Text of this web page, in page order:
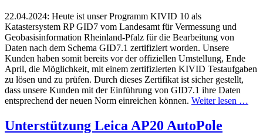
22.04.2024: Heute ist unser Programm KIVID 10 als
Katastersystem RP GID7 vom Landesamt für Vermessung und
Geobasisinformation Rheinland-Pfalz für die Bearbeitung von
Daten nach dem Schema GID7.1 zertifiziert worden. Unsere
Kunden haben somit bereits vor der offiziellen Umstellung, Ende
April, die Möglichkeit, mit einem zertifizierten KIVID Testaufgaben
zu lösen und zu prüfen. Durch dieses Zertifikat ist sicher gestellt,
dass unsere Kunden mit der Einführung von GID7.1 ihre Daten
entsprechend der neuen Norm einreichen können. Weiter lesen …
Unterstützung Leica AP20 AutoPole